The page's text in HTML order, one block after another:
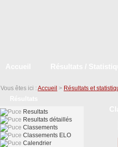
Vous êtes ici : Accueil > Résultats et
Resultats
Resultats détaillés
Classements
Classements ELO
Calendrier